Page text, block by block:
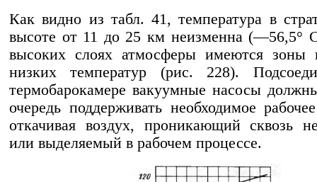
Как видно из табл. 41, температура в
высоте от 11 до 25 км неизменна (—56,5°
высоких слоях атмосферы имеются зоны
низких температур (рис. 228).
термобарокамере вакуумные насосы
очередь поддерживать необходимое
откачивая воздух, проникающий сквозь
или выделяемый в рабочем процессе.